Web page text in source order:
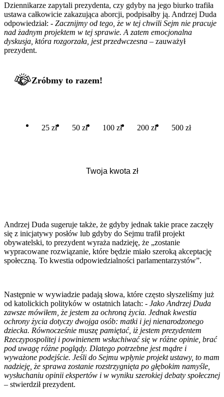
Dziennikarze zapytali prezydenta, czy gdyby na jego biurko trafiła
ustawa całkowicie zakazująca aborcji, podpisałby ją. Andrzej Duda
odpowiedział: - Zacznijmy od tego, że w tej chwili Sejm nie pracuje
nad żadnym projektem w tej sprawie. A zatem emocjonalna
dyskusja, która rozgorzała, jest przedwczesna – zauważył
prezydent.
Zróbmy to razem!
25 zł 50 zł 100 zł 200 zł 500 zł
Andrzej Duda sugeruje także, że gdyby jednak takie prace zaczęły
się z inicjatywy posłów lub gdyby do Sejmu trafił projekt
obywatelski, to prezydent wyraża nadzieję, że „zostanie
wypracowane rozwiązanie, które będzie miało szeroką akceptację
społeczną. To kwestia odpowiedzialności parlamentarzystów”.
Następnie w wywiadzie padają słowa, które często słyszeliśmy już
od katolickich polityków w ostatnich latach: - Jako Andrzej Duda
zawsze mówiłem, że jestem za ochroną życia. Jednak kwestia
ochrony życia dotyczy dwojga osób: matki i jej nienarodzonego
dziecka. Równocześnie muszę pamiętać, iż jestem prezydentem
Rzeczypospolitej i powinienem wsłuchiwać się w różne opinie, brać
pod uwagę różne poglądy. Dlatego potrzebne jest mądre i
wyważone podejście. Jeśli do Sejmu wpłynie projekt ustawy, to mam
nadzieję, że sprawa zostanie rozstrzygnięta po głębokim namyśle,
wysłuchaniu opinii ekspertów i w wyniku szerokiej debaty społecznej
– stwierdził prezydent.